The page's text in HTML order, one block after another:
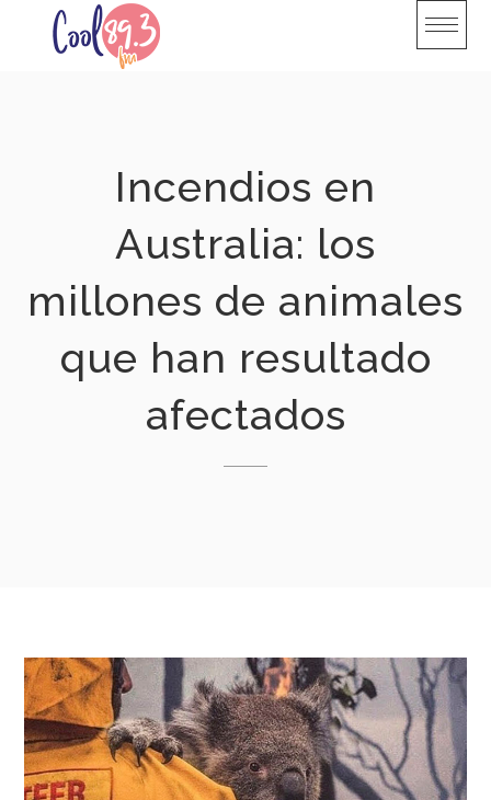
Incendios en
Australia: los
millones de animales
que han resultado
afectados